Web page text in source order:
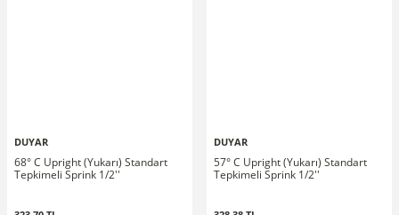
DUYAR
68° C Upright (Yukarı) Standart
Tepkimeli Sprink 1/2''
DUYAR
57° C Upright (Yukarı) Standart
Tepkimeli Sprink 1/2''